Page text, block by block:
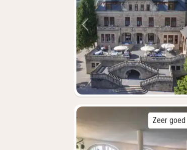
Vorige foto
Zeer goed